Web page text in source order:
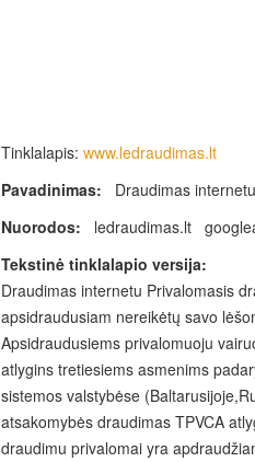
Tinklalapis: www.ledraudimas.lt
Pavadinimas: Draudimas internetu
Nuorodos: ledraudimas.lt
Tekstinė tinklalapio versija:
Draudimas internetu Privalomasis
apsidraudusiam nereikėtų savo
Apsidraudusiems privalomuoju
atlygins tretiesiems asmenims
sistemos valstybėse
atsakomybės draudimas TPVCA
draudimu privalomai yra